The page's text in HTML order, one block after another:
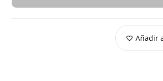
Añadir